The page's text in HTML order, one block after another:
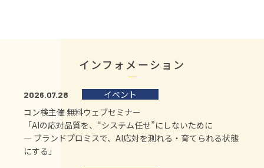
インフォメーション
2026.07.28
イベント
コン検主催 無料ウェブセミナー
「AIの応対品質を、“システム任せ”にしないために
― ブランドプロミスで、AI応対を測れる・育てられる状態
にする」